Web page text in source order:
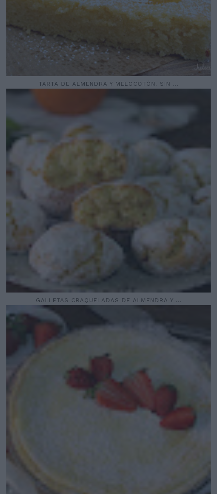
TARTA DE ALMENDRA Y MELOCOTÓN. SIN ...
GALLETAS CRAQUELADAS DE ALMENDRA Y ...